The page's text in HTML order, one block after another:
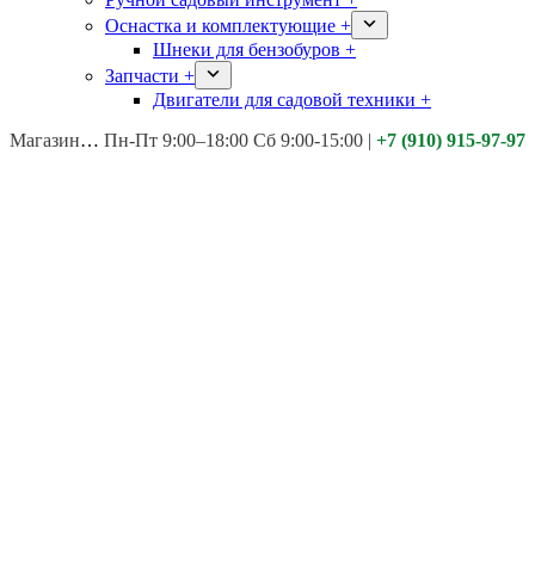
Оснастка и комплектующие +
Шнеки для бензобуров +
Запчасти +
Двигатели для садовой техники +
Магазины: Калуга ул. Московская д.113
Пн-Пт 9:00–18:00 Сб 9:00-15:00 | +7 (910) 915-97-97